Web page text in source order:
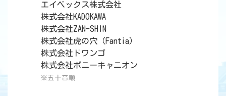
エイベックス株式会社
株式会社KADOKAWA
株式会社ZAN-SHIN
株式会社虎の穴（Fantia）
株式会社ドワンゴ
株式会社ポニーキャニオン
※五十音順